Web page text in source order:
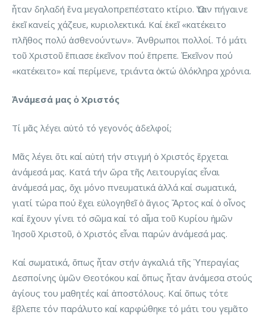
ἦταν δηλαδή ἕνα μεγαλοπρεπέστατο κτίριο. Ὅταν πήγαινε
ἐκεῖ κανείς χάζευε, κυριολεκτικά. Καί ἐκεῖ «κατέκειτο
πλῆθος πολύ ἀσθενούντων». Ἄνθρωποι πολλοί. Τό μάτι
τοῦ Χριστοῦ ἔπιασε ἐκεῖνον πού ἔπρεπε. Ἐκεῖνον πού
«κατέκειτο» καί περίμενε, τριάντα ὀκτώ ὁλόκληρα χρόνια.
Ἀνάμεσά μας ὁ Χριστός
Τί μᾶς λέγει αὐτό τό γεγονός ἀδελφοί;
Μᾶς λέγει ὅτι καί αὐτή τήν στιγμή ὁ Χριστός ἔρχεται
ἀνάμεσά μας. Κατά τήν ὥρα τῆς Λειτουργίας εἶναι
ἀνάμεσά μας, ὄχι μόνο πνευματικά ἀλλά καί σωματικά,
γιατί τώρα πού ἔχει εὐλογηθεῖ ὁ ἅγιος Ἄρτος καί ὁ οἶνος
καί ἔχουν γίνει τό σῶμα καί τό αἷμα τοῦ Κυρίου ἡμῶν
Ἰησοῦ Χριστοῦ, ὁ Χριστός εἶναι παρών ἀνάμεσά μας.
Καί σωματικά, ὅπως ἦταν στήν ἀγκαλιά τῆς Ὑπεραγίας
Δεσποίνης ὑμῶν Θεοτόκου καί ὅπως ἦταν ἀνάμεσα στούς
ἁγίους του μαθητές καί ἀποστόλους. Καί ὅπως τότε
ἔβλεπε τόν παράλυτο καί καρφώθηκε τό μάτι του γεμᾶτο